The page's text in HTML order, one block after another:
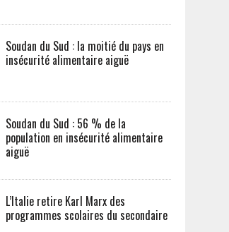
Soudan du Sud : la moitié du pays en
insécurité alimentaire aiguë
Soudan du Sud : 56 % de la
population en insécurité alimentaire
aiguë
L’Italie retire Karl Marx des
programmes scolaires du secondaire